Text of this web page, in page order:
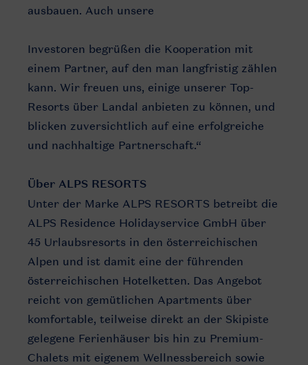
ausbauen. Auch unsere
Investoren begrüßen die Kooperation mit
einem Partner, auf den man langfristig zählen
kann. Wir freuen uns, einige unserer Top-
Resorts über Landal anbieten zu können, und
blicken zuversichtlich auf eine erfolgreiche
und nachhaltige Partnerschaft.“
Über ALPS RESORTS
Unter der Marke ALPS RESORTS betreibt die
ALPS Residence Holidayservice GmbH über
45 Urlaubsresorts in den österreichischen
Alpen und ist damit eine der führenden
österreichischen Hotelketten. Das Angebot
reicht von gemütlichen Apartments über
komfortable, teilweise direkt an der Skipiste
gelegene Ferienhäuser bis hin zu Premium-
Chalets mit eigenem Wellnessbereich sowie